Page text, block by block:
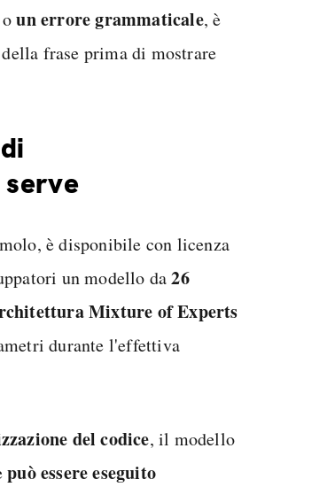
oun errore grammaticale, è
frase prima di mostrare
serve
è disponibile con licenza
un modello da26
Mixture of Experts
durante l'effettiva
del codice, il modello
può essere eseguito